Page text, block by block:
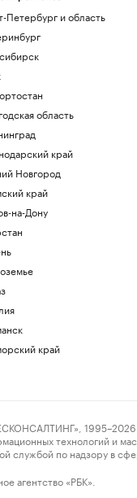
Петербург и область
область
край
Новгород
край
на-Дону
край
1995–2026.
технологий и
службой по надзору в
агентство «РБК».